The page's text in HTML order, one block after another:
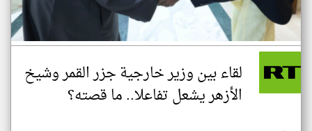
لقاء بين وزير خارجية جزر القمر وشيخ
الأزهر يشعل تفاعلا.. ما قصته؟